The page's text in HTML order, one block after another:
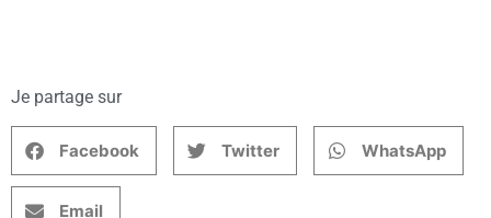
Je partage sur
Facebook Twitter WhatsApp
Email